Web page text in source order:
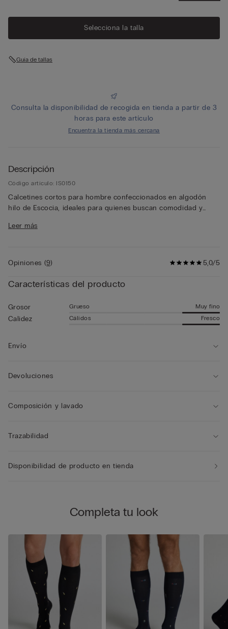
Selecciona la talla
Guía de tallas
Consulta la disponibilidad de recogida en tienda a partir de 3
horas para este artículo
Encuentra la tienda más cercana
Descripción
Código artículo: IS0150
Calcetines cortos para hombre confeccionados en algodón
hilo de Escocia, ideales para quienes buscan comodidad y
transpirable garantiza una sensación agradable de frescura
Leer más
5,0/5
Opiniones (9)
Características del producto
Grosor Grueso Muy fino
Calidez Cálidos Fresco
Envío
Devoluciones
Composición y lavado
Trazabilidad
Disponibilidad de producto en tienda
Completa tu look